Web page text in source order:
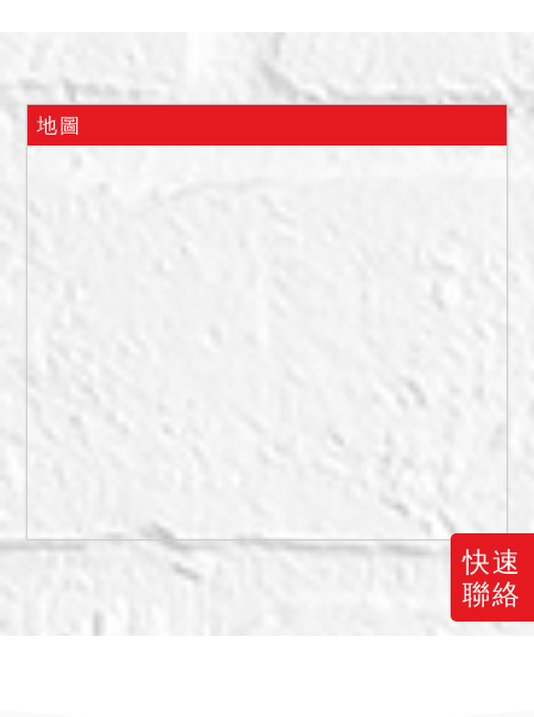
快速
聯絡
牌，部分空地，部分植栽，
有一涼亭及天然氣管線機房
智國宅社區公設道路，實際
土地實際範圍及現況，法院
不負責鑑界或複丈事宜，拍
與公告所載不符，請求撤銷
拍定或減少價金。且建物原
所有權人或使用人如有積欠
水電、瓦斯或管理費等費
用，應由拍定人自行查明後
與相關單位洽商解決。
一、上開不動產１５宗合併
地圖